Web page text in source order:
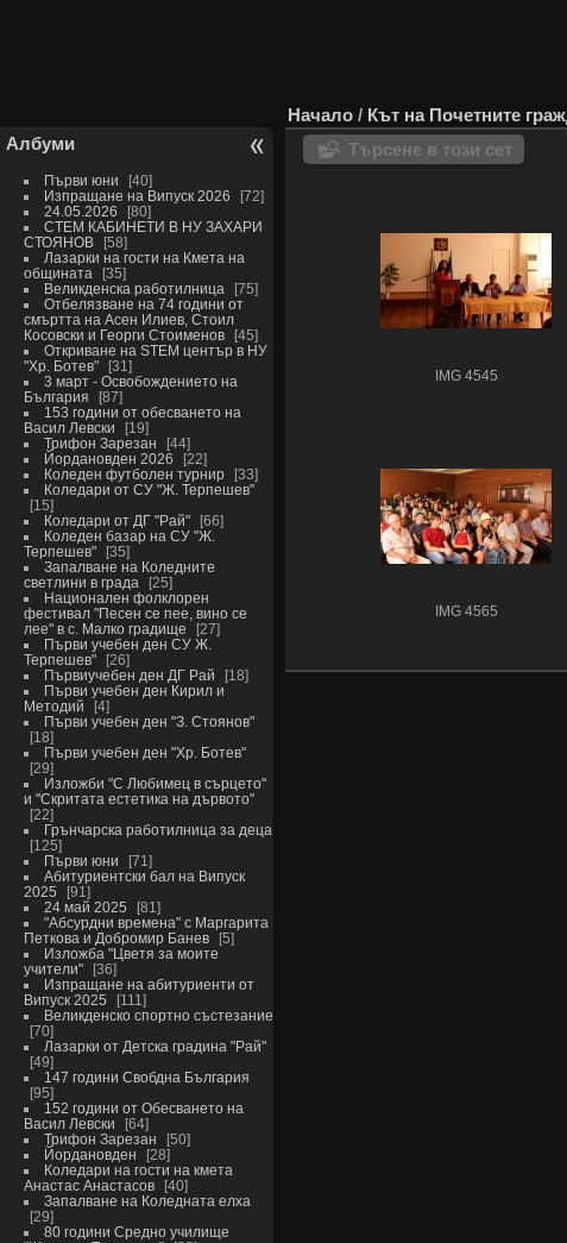
Албуми
Първи юни
40
Изпращане на Випуск 2026
72
24.05.2026
80
СТЕМ КАБИНЕТИ В НУ ЗАХАРИ
СТОЯНОВ
58
Лазарки на гости на Кмета на
общината
35
Великденска работилница
75
Отбелязване на 74 години от
смъртта на Асен Илиев, Стоил
Косовски и Георги Стоименов
45
Откриване на STEM център в НУ
"Хр. Ботев"
31
3 март - Освобождението на
България
87
153 години от обесването на
Васил Левски
19
Трифон Зарезан
44
Йордановден 2026
22
Коледен футболен турнир
33
Коледари от СУ "Ж. Терпешев"
15
Коледари от ДГ "Рай"
66
Коледен базар на СУ "Ж.
Терпешев"
35
Запалване на Коледните
светлини в града
25
Национален фолклорен
фестивал "Песен се пее, вино се
лее" в с. Малко градище
27
Първи учебен ден СУ Ж.
Терпешев"
26
Първиучебен ден ДГ Рай
18
Първи учебен ден Кирил и
Методий
4
Първи учебен ден "З. Стоянов"
18
Първи учебен ден "Хр. Ботев"
29
Изложби "С Любимец в сърцето"
и "Скритата естетика на дървото"
22
Грънчарска работилница за деца
125
Първи юни
71
Абитуриентски бал на Випуск
2025
91
24 май 2025
81
"Абсурдни времена" с Маргарита
Петкова и Добромир Банев
5
Изложба "Цветя за моите
учители"
36
Изпращане на абитуриенти от
Випуск 2025
111
Великденско спортно състезание
70
Лазарки от Детска градина "Рай"
49
147 години Свобдна България
95
152 години от Обесването на
Васил Левски
64
Трифон Зарезан
50
Йордановден
28
Коледари на гости на кмета
Анастас Анастасов
40
Запалване на Коледната елха
29
80 години Средно училище
Начало / Кът на Почетните
Търсене в този сет
IMG 4545
IMG 4565